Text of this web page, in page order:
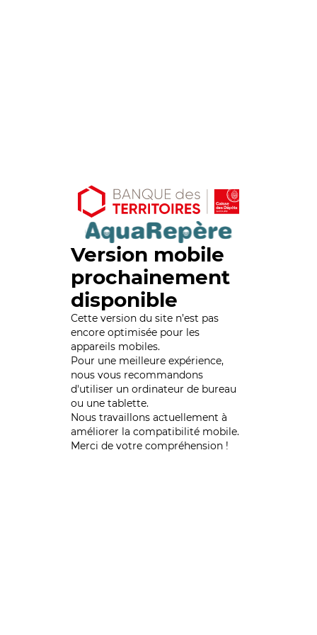
Version mobile
prochainement
disponible
Cette version du site n’est pas
encore optimisée pour les
appareils mobiles.
Pour une meilleure expérience,
nous vous recommandons
d'utiliser un ordinateur de bureau
ou une tablette.
Nous travaillons actuellement à
améliorer la compatibilité mobile.
Merci de votre compréhension !